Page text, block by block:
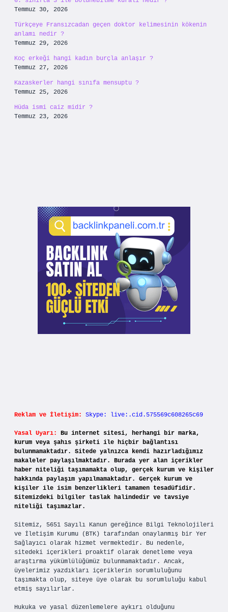
Temmuz 30, 2026
Türkçeye Fransızcadan geçen doktor kelimesinin kökenin
anlamı nedir ?
Temmuz 29, 2026
Koç erkeği hangi kadın burçla anlaşır ?
Temmuz 27, 2026
Kazaskerler hangi sınıfa mensuptu ?
Temmuz 25, 2026
Hüda ismi caiz midir ?
Temmuz 23, 2026
Reklam ve İletişim: Skype: live:.cid.575569c608265c69
Yasal Uyarı:
Bu internet sitesi, herhangi bir marka,
kurum veya şahıs şirketi ile hiçbir bağlantısı
bulunmamaktadır. Sitede yalnızca kendi hazırladığımız
makaleler paylaşılmaktadır. Burada yer alan içerikler
haber niteliği taşımamakta olup, gerçek kurum ve kişiler
hakkında paylaşım yapılmamaktadır. Gerçek kurum ve
kişiler ile isim benzerlikleri tamamen tesadüfidir.
Sitemizdeki bilgiler taslak halindedir ve tavsiye
niteliği taşımazlar.
Sitemiz, 5651 Sayılı Kanun gereğince Bilgi Teknolojileri
ve İletişim Kurumu (BTK) tarafından onaylanmış bir Yer
Sağlayıcı olarak hizmet vermektedir. Bu nedenle,
sitedeki içerikleri proaktif olarak denetleme veya
araştırma yükümlülüğümüz bulunmamaktadır. Ancak,
üyelerimiz yazdıkları içeriklerin sorumluluğunu
taşımakta olup, siteye üye olarak bu sorumluluğu kabul
etmiş sayılırlar.
Hukuka ve yasal düzenlemelere aykırı olduğunu